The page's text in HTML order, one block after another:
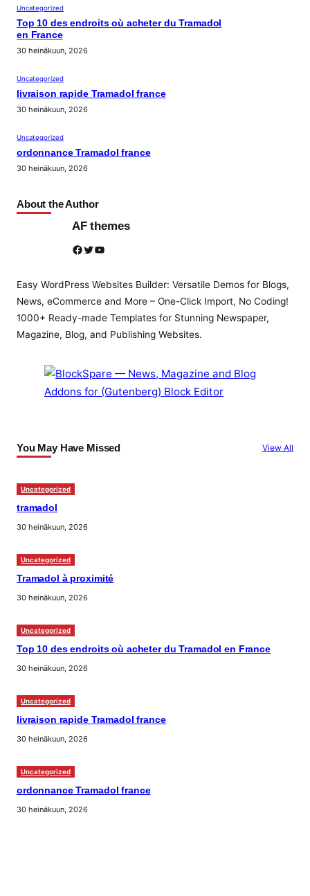
Uncategorized
Top 10 des endroits où acheter du Tramadol
en France
30 heinäkuun, 2026
Uncategorized
livraison rapide Tramadol france
30 heinäkuun, 2026
Uncategorized
ordonnance Tramadol france
30 heinäkuun, 2026
About the Author
AF themes
Facebook Twitter YouTube
Easy WordPress Websites Builder: Versatile Demos for Blogs,
News, eCommerce and More – One-Click Import, No Coding!
1000+ Ready-made Templates for Stunning Newspaper,
Magazine, Blog, and Publishing Websites.
You May Have Missed View All
Uncategorized
tramadol
30 heinäkuun, 2026
Uncategorized
Tramadol à proximité
30 heinäkuun, 2026
Uncategorized
Top 10 des endroits où acheter du Tramadol en France
30 heinäkuun, 2026
Uncategorized
livraison rapide Tramadol france
30 heinäkuun, 2026
Uncategorized
ordonnance Tramadol france
30 heinäkuun, 2026